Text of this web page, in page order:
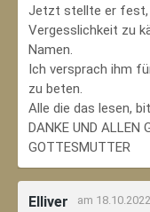
Jetzt stellte er fest,
Vergesslichkeit zu
Namen.
Ich versprach ihm
zu beten.
Alle die das lesen,
DANKE UND ALLEN
GOTTESMUTTER
Elliver am 18.10.2022